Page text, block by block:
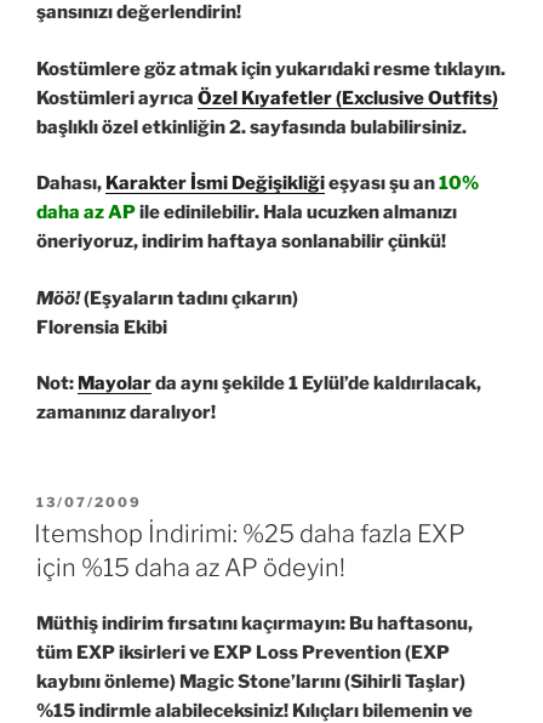
şansınızı değerlendirin!
Kostümlere göz atmak için yukarıdaki resme tıklayın.
Kostümleri ayrıca Özel Kıyafetler (Exclusive Outfits)
başlıklı özel etkinliğin 2. sayfasında bulabilirsiniz.
Dahası, Karakter İsmi Değişikliğieşyası şu an10%
daha az APile edinilebilir. Hala ucuzken almanızı
öneriyoruz, indirim haftaya sonlanabilir çünkü!
Möö!(Eşyaların tadını çıkarın)
Florensia Ekibi
Not: Mayolarda aynı şekilde 1 Eylül’de kaldırılacak,
zamanınız daralıyor!
YAYIM
TARIHI
13/07/2009
Itemshop İndirimi: %25 daha fazla EXP
için %15 daha az AP ödeyin!
Müthiş indirim fırsatını kaçırmayın: Bu haftasonu,
tüm EXP iksirleri ve EXP Loss Prevention (EXP
kaybını önleme) Magic Stone’larını (Sihirli Taşlar)
%15 indirmle alabileceksiniz! Kılıçları bilemenin ve